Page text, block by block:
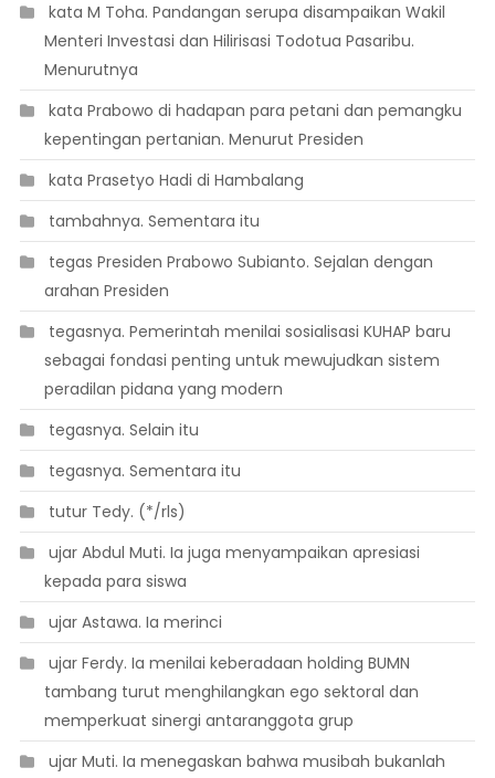
 kata M Toha. Pandangan serupa disampaikan Wakil
Menteri Investasi dan Hilirisasi Todotua Pasaribu.
Menurutnya
 kata Prabowo di hadapan para petani dan pemangku
kepentingan pertanian. Menurut Presiden
 kata Prasetyo Hadi di Hambalang
 tambahnya. Sementara itu
 tegas Presiden Prabowo Subianto. Sejalan dengan
arahan Presiden
 tegasnya. Pemerintah menilai sosialisasi KUHAP baru
sebagai fondasi penting untuk mewujudkan sistem
peradilan pidana yang modern
 tegasnya. Selain itu
 tegasnya. Sementara itu
 tutur Tedy. (*/rls)
 ujar Abdul Muti. Ia juga menyampaikan apresiasi
kepada para siswa
 ujar Astawa. Ia merinci
 ujar Ferdy. Ia menilai keberadaan holding BUMN
tambang turut menghilangkan ego sektoral dan
memperkuat sinergi antaranggota grup
 ujar Muti. Ia menegaskan bahwa musibah bukanlah